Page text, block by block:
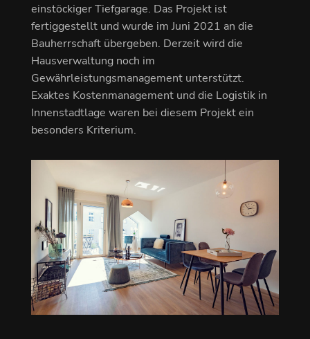
einstöckiger Tiefgarage. Das Projekt ist
fertiggestellt und wurde im Juni 2021 an die
Bauherrschaft übergeben. Derzeit wird die
Hausverwaltung noch im
Gewährleistungsmanagement unterstützt.
Exaktes Kostenmanagement und die Logistik in
Innenstadtlage waren bei diesem Projekt ein
besonders Kriterium.